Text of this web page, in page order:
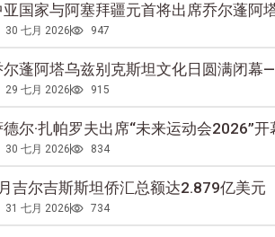
亚国家与阿塞拜疆元首将出席乔尔蓬阿
30 七月 2026 947
尔蓬阿塔乌兹别克斯坦文化日圆满闭幕
29 七月 2026 915
尔·扎帕罗夫出席“未来运动会2026”开
30 七月 2026 834
吉尔吉斯斯坦侨汇总额达2.879亿美元
31 七月 2026 734